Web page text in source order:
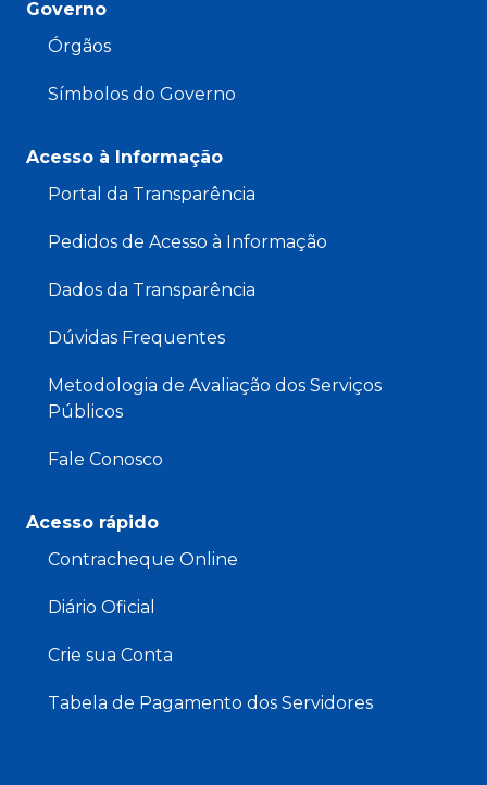
Governo
Órgãos
Símbolos do Governo
Acesso à Informação
Portal da Transparência
Pedidos de Acesso à Informação
Dados da Transparência
Dúvidas Frequentes
Metodologia de Avaliação dos Serviços
Públicos
Fale Conosco
Acesso rápido
Contracheque Online
Diário Oficial
Crie sua Conta
Tabela de Pagamento dos Servidores